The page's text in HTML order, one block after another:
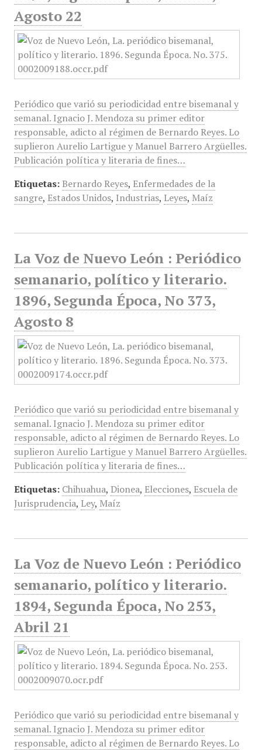
Agosto 22
Periódico que varió su periodicidad entre bisemanal y
semanal. Ignacio J. Mendoza su primer editor
responsable, adicto al régimen de Bernardo Reyes. Lo
suplieron Aurelio Lartigue y Manuel Barrero Argüelles.
Publicación política y literaria de fines…
Etiquetas: Bernardo Reyes, Enfermedades de la
sangre, Estados Unidos, Industrias, Leyes, Maíz
La Voz de Nuevo León : Periódico
semanario, político y literario.
1896, Segunda Época, No 373,
Agosto 8
Periódico que varió su periodicidad entre bisemanal y
semanal. Ignacio J. Mendoza su primer editor
responsable, adicto al régimen de Bernardo Reyes. Lo
suplieron Aurelio Lartigue y Manuel Barrero Argüelles.
Publicación política y literaria de fines…
Etiquetas: Chihuahua, Dionea, Elecciones, Escuela de
Jurisprudencia, Ley, Maíz
La Voz de Nuevo León : Periódico
semanario, político y literario.
1894, Segunda Época, No 253,
Abril 21
Periódico que varió su periodicidad entre bisemanal y
semanal. Ignacio J. Mendoza su primer editor
responsable, adicto al régimen de Bernardo Reyes. Lo